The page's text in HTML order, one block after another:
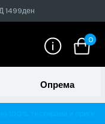
0
Опрема